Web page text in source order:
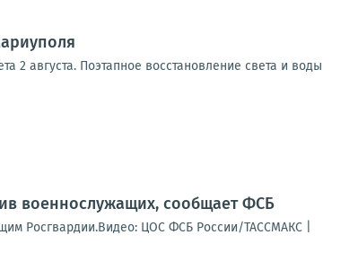
2 августа. Поэтапное восстановление света и воды
военнослужащих, сообщает ФСБ
Росгвардии.Видео: ЦОС ФСБ России/ТАССМАКС |